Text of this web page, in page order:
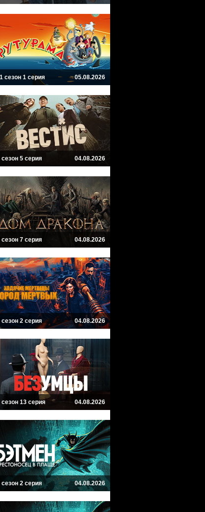
сезон 1 серия 05.08.2026
сезон 5 серия 04.08.2026
сезон 7 серия 04.08.2026
сезон 2 серия 04.08.2026
сезон 13 серия 04.08.2026
сезон 2 серия 04.08.2026